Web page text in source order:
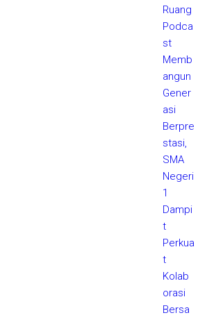
Ruang
Podca
st
Memb
angun
Gener
asi
Berpre
stasi,
SMA
Negeri
1
Dampi
t
Perkua
t
Kolab
orasi
Bersa